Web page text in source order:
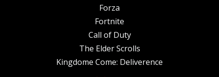
Forza
Fortnite
Call of Duty
The Elder Scrolls
Kingdome Come: Deliverence